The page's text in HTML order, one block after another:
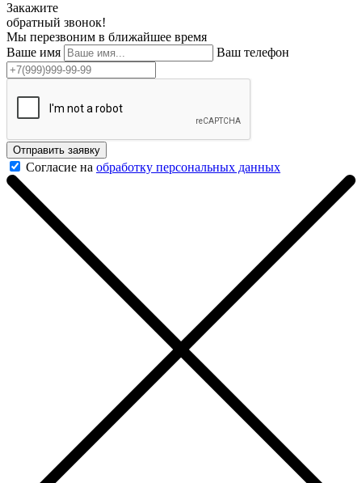
Закажите
обратный звонок!
Мы перезвоним в ближайшее время
Ваше имя
Ваш телефон
Отправить заявку
Согласие на обработку персональных данных